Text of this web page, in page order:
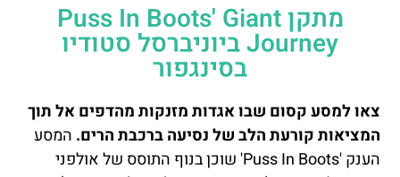
מתקן Puss In Boots' Giant
Journey ביוניברסל סטודיו
בסינגפור
צאו למסע קסום שבו אגדות מזנקות מהדפים אל תוך
המציאות קורעת הלב של נסיעה ברכבת הרים. המסע
הענק 'Puss In Boots' שוכן בנוף התוסס של אולפני